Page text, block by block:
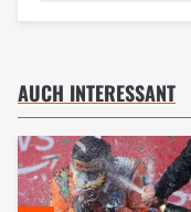
AUCH INTERESSANT